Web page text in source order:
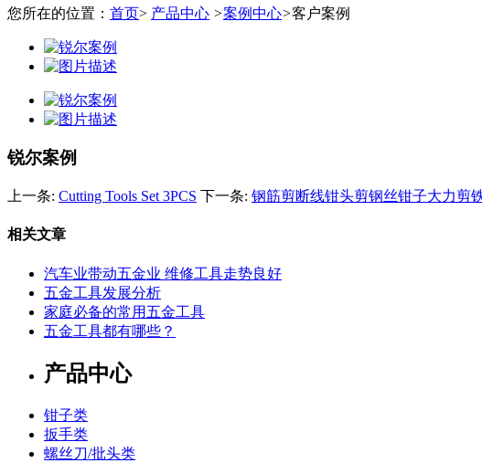
您所在的位置： 首页> 产品中心 >案例中心>客户案例
锐尔案例
上一条: Cutting Tools Set 3PCS 下一条: 钢筋剪断线钳头剪钢丝钳子大力剪
相关文章
汽车业带动五金业 维修工具走势良好
五金工具发展分析
家庭必备的常用五金工具
五金工具都有哪些？
产品中心
钳子类
扳手类
螺丝刀/批头类